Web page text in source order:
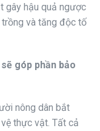
gây hậu quả ngược
và tăng độc tố
góp phần bảo
nông dân bắt
thực vật. Tất cả